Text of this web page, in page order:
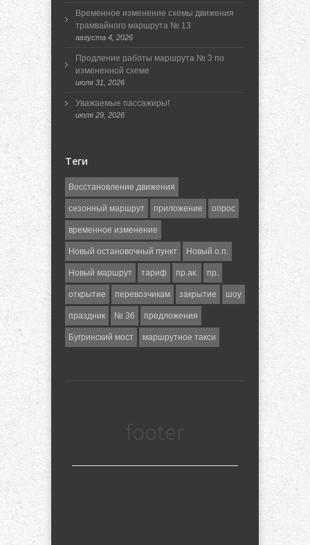
Временное изменение схемы движения
трамвайного маршрута № 13
августа 4, 2026
Продление работы маршрута № 3 по
измененной схеме
июля 31, 2026
Уважаемые пассажиры!
июля 29, 2026
Теги
Восстановление движения
сезонный маршрут приложение опрос
временное изменение
Новый остановочный пункт Новый о.п.
Новый маршрут тариф пр.ак. пр.
открытие перевозчикам закрытие шоу
праздник № 36 предложения
Бугринский мост маршрутное такси
footer